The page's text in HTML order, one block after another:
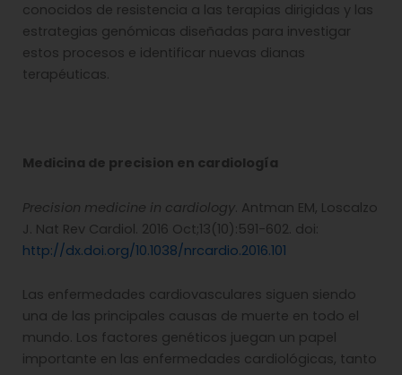
conocidos de resistencia a las terapias dirigidas y las
estrategias genómicas diseñadas para investigar
estos procesos e identificar nuevas dianas
terapéuticas.
Medicina de precision en cardiología
Precision medicine in cardiology. Antman EM, Loscalzo
J. Nat Rev Cardiol. 2016 Oct;13(10):591-602. doi:
http://dx.doi.org/10.1038/nrcardio.2016.101
Las enfermedades cardiovasculares siguen siendo
una de las principales causas de muerte en todo el
mundo. Los factores genéticos juegan un papel
importante en las enfermedades cardiológicas, tanto